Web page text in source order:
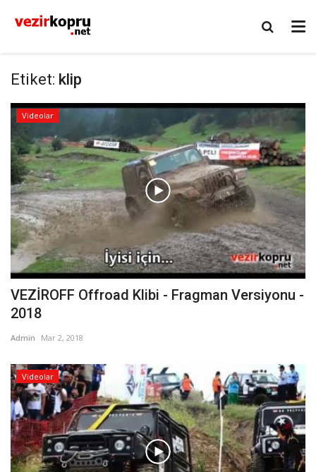
Etiket: klip
Videolar
VEZİROFF Offroad Klibi - Fragman Versiyonu -
2018
Admin Mar 2, 2018
Videolar